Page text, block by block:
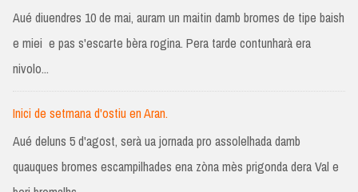
Aué diuendres 10 de mai, auram un maitin damb bromes de tipe baish
e miei e pas s'escarte bèra rogina. Pera tarde contunharà era
nivolo...
Inici de setmana d'ostiu en Aran.
Aué deluns 5 d'agost, serà ua jornada pro assolelhada damb
quauques bromes escampilhades ena zòna mès prigonda dera Val e